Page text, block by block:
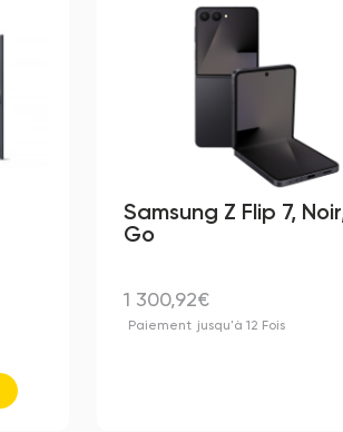
Samsung Z Flip 7,
Go
1 300,92€
Paiement jusqu'à 12 Fois